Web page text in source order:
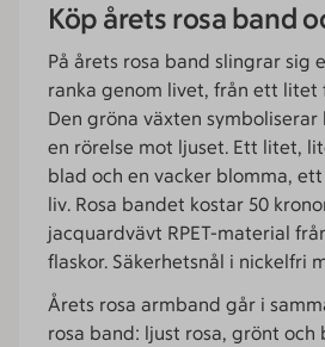
Köp årets rosa band
På årets rosa band slingrar sig
ranka genom livet, från ett litet
Den gröna växten
en rörelse mot ljuset. Ett litet,
blad och en vacker blomma,
liv. Rosa bandet kostar 50
jacquardvävt RPET-material
flaskor. Säkerhetsnål i nickelfri
Årets rosa armband går i
rosa band: ljust rosa, grönt